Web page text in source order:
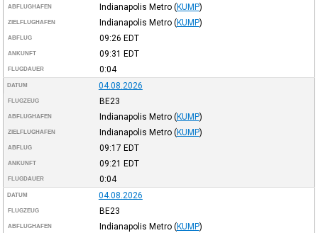
ABFLUGHAFEN Indianapolis Metro (KUMP)
ZIELFLUGHAFEN Indianapolis Metro (KUMP)
ABFLUG 09:26 EDT
ANKUNFT 09:31 EDT
FLUGDAUER 0:04
DATUM 04.08.2026
FLUGZEUG BE23
ABFLUGHAFEN Indianapolis Metro (KUMP)
ZIELFLUGHAFEN Indianapolis Metro (KUMP)
ABFLUG 09:17 EDT
ANKUNFT 09:21 EDT
FLUGDAUER 0:04
DATUM 04.08.2026
FLUGZEUG BE23
ABFLUGHAFEN Indianapolis Metro (KUMP)